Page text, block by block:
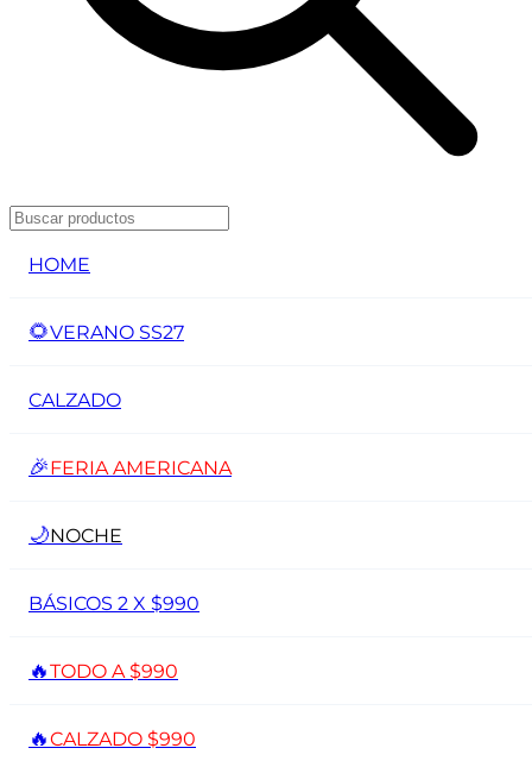
HOME
🌻VERANO SS27
CALZADO
🎉FERIA AMERICANA
🌙NOCHE
BÁSICOS 2 X $990
🔥TODO A $990
🔥CALZADO $990